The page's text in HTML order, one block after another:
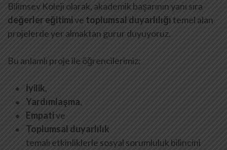
Bilimsev Koleji olarak, akademik başarının yanı sıra
değerler eğitimi ve toplumsal duyarlılığı temel alan
projelerde yer almaktan gurur duyuyoruz.
Bu anlamlı proje ile öğrencilerimiz:
İyilik,
Yardımlaşma,
Empative
Toplumsal duyarlılık
temalı etkinliklerle sosyal sorumluluk bilincini